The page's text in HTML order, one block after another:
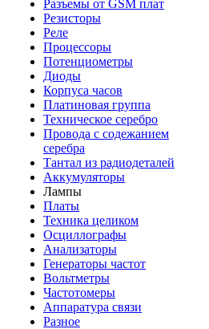
Разъемы от GSM плат
Резисторы
Реле
Процессоры
Потенциометры
Диоды
Корпуса часов
Платиновая группа
Техническое серебро
Провода с содежанием
серебра
Тантал из радиодеталей
Аккумуляторы
Лампы
Платы
Техника целиком
Осциллографы
Анализаторы
Генераторы частот
Вольтметры
Частотомеры
Аппаратура связи
Разное